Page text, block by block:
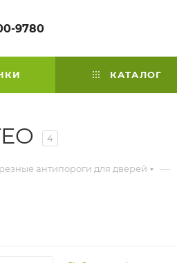
9780
КАТАЛОГ
4
антипороги для дверей —